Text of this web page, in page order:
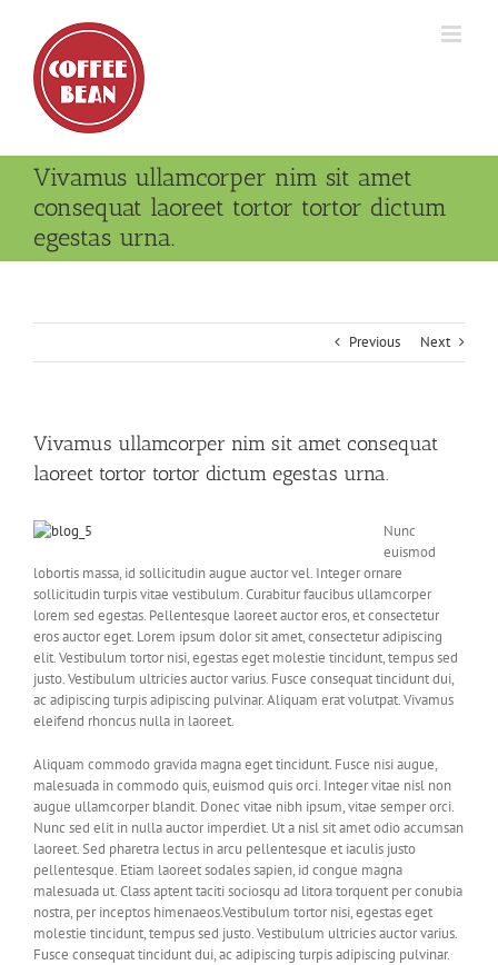
content
Vivamus ullamcorper nim sit amet
consequat laoreet tortor tortor dictum
egestas urna.
Previous Next
Vivamus ullamcorper nim sit amet consequat
laoreet tortor tortor dictum egestas urna.
Nunc
euismod
lobortis massa, id sollicitudin augue auctor vel. Integer ornare
sollicitudin turpis vitae vestibulum. Curabitur faucibus ullamcorper
lorem sed egestas. Pellentesque laoreet auctor eros, et consectetur
eros auctor eget. Lorem ipsum dolor sit amet, consectetur adipiscing
elit. Vestibulum tortor nisi, egestas eget molestie tincidunt, tempus sed
justo. Vestibulum ultricies auctor varius. Fusce consequat tincidunt dui,
ac adipiscing turpis adipiscing pulvinar. Aliquam erat volutpat. Vivamus
eleifend rhoncus nulla in laoreet.
Aliquam commodo gravida magna eget tincidunt. Fusce nisi augue,
malesuada in commodo quis, euismod quis orci. Integer vitae nisl non
augue ullamcorper blandit. Donec vitae nibh ipsum, vitae semper orci.
Nunc sed elit in nulla auctor imperdiet. Ut a nisl sit amet odio accumsan
laoreet. Sed pharetra lectus in arcu pellentesque et iaculis justo
pellentesque. Etiam laoreet sodales sapien, id congue magna
malesuada ut. Class aptent taciti sociosqu ad litora torquent per conubia
nostra, per inceptos himenaeos.Vestibulum tortor nisi, egestas eget
molestie tincidunt, tempus sed justo. Vestibulum ultricies auctor varius.
Fusce consequat tincidunt dui, ac adipiscing turpis adipiscing pulvinar.